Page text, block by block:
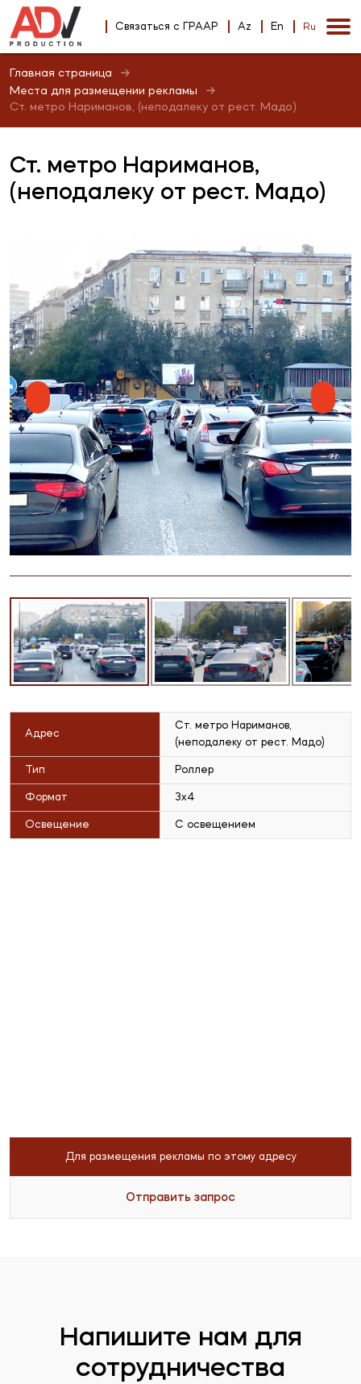
Связаться с ГРААР Az En Ru
Главная страница
Места для размещении рекламы
Ст. метро Нариманов, (неподалеку от рест. Мадо)
Ст. метро Нариманов,
(неподалеку от рест. Мадо)
Адрес
Ст. метро Нариманов,
(неподалеку от рест. Мадо)
Тип Роллер
Формат 3x4
Освещение С освещением
Для размещения рекламы по этому адресу
Отправить запрос
Напишите нам для
сотрудничества